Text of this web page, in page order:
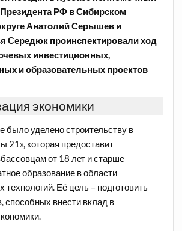
РФ в Сибирском
Анатолий Серышев и
Середюк проинспектировали ход
инвестиционных,
и образовательных проектов
экономики
было уделено строительству в
21», которая предоставит
от 18 лет и старше
образование в области
Её цель – подготовить
способных внести вклад в